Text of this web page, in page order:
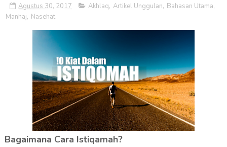
Agustus 30, 2017 Akhlaq, Artikel Unggulan, Bahasan Utama,
Manhaj, Nasehat
Bagaimana Cara Istiqamah?